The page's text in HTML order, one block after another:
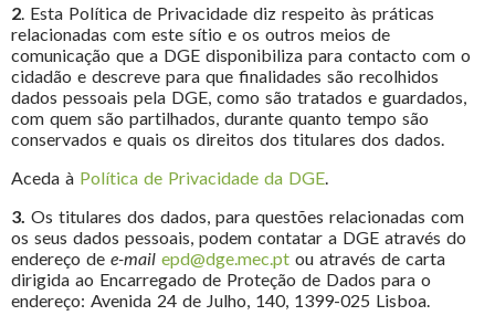
2. Esta Política de Privacidade diz respeito às práticas
relacionadas com este sítio e os outros meios de
comunicação que a DGE disponibiliza para contacto com o
cidadão e descreve para que finalidades são recolhidos
dados pessoais pela DGE, como são tratados e guardados,
com quem são partilhados, durante quanto tempo são
conservados e quais os direitos dos titulares dos dados.
Aceda à Política de Privacidade da DGE.
3. Os titulares dos dados, para questões relacionadas com
os seus dados pessoais, podem contatar a DGE através do
endereço de e-mail epd@dge.mec.pt ou através de carta
dirigida ao Encarregado de Proteção de Dados para o
endereço: Avenida 24 de Julho, 140, 1399-025 Lisboa.